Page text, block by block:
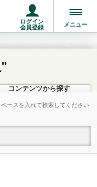
ログイン
会員登録
メニュー
コンテンツから探す
ースを入れて検索してください